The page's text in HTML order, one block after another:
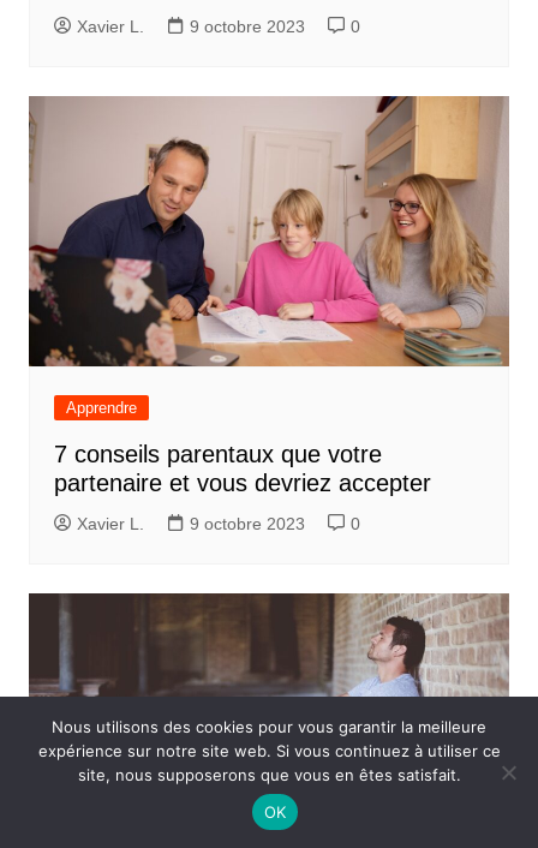
Xavier L. 9 octobre 2023 0
Apprendre
7 conseils parentaux que votre
partenaire et vous devriez accepter
Xavier L. 9 octobre 2023 0
Nous utilisons des cookies pour vous garantir la meilleure
expérience sur notre site web. Si vous continuez à utiliser ce
site, nous supposerons que vous en êtes satisfait.
OK